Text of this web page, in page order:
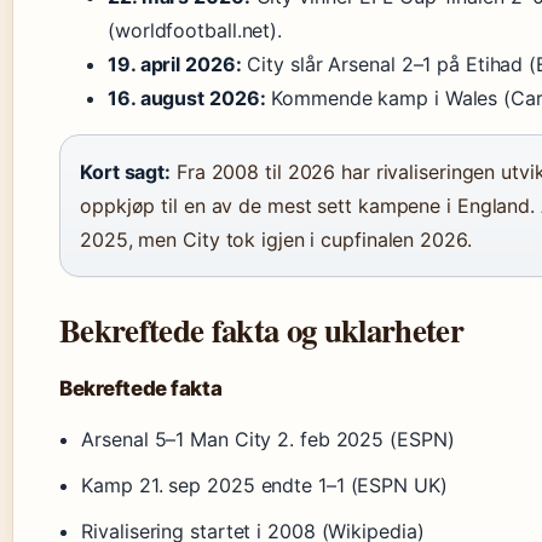
(worldfootball.net).
19. april 2026: City slår Arsenal 2–1 på Etihad
16. august 2026: Kommende kamp i Wales
Kort sagt: Fra 2008 til 2026 har rivaliseringen
oppkjøp til en av de mest sett kampene i
2025, men City tok igjen i cupfinalen 2026.
Bekreftede fakta og uklarheter
Bekreftede fakta
Arsenal 5–1 Man City 2. feb 2025 (ESPN)
Kamp 21. sep 2025 endte 1–1 (ESPN UK)
Rivalisering startet i 2008 (Wikipedia)